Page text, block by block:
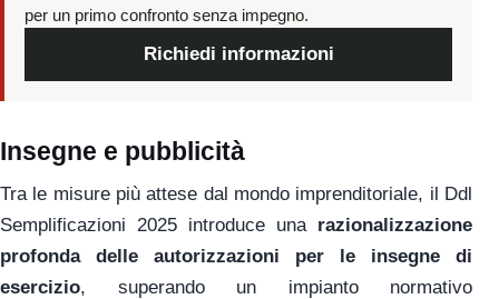
per un primo confronto senza impegno.
Richiedi informazioni
Insegne e pubblicità
Tra le misure più attese dal mondo imprenditoriale, il Ddl
Semplificazioni 2025 introduce una razionalizzazione
profonda delle autorizzazioni per le insegne di
esercizio, superando un impianto normativo